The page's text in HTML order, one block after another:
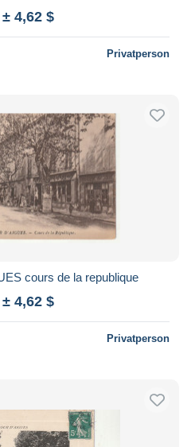
± 4,62 $
Privatperson
cours de la republique
± 4,62 $
Privatperson